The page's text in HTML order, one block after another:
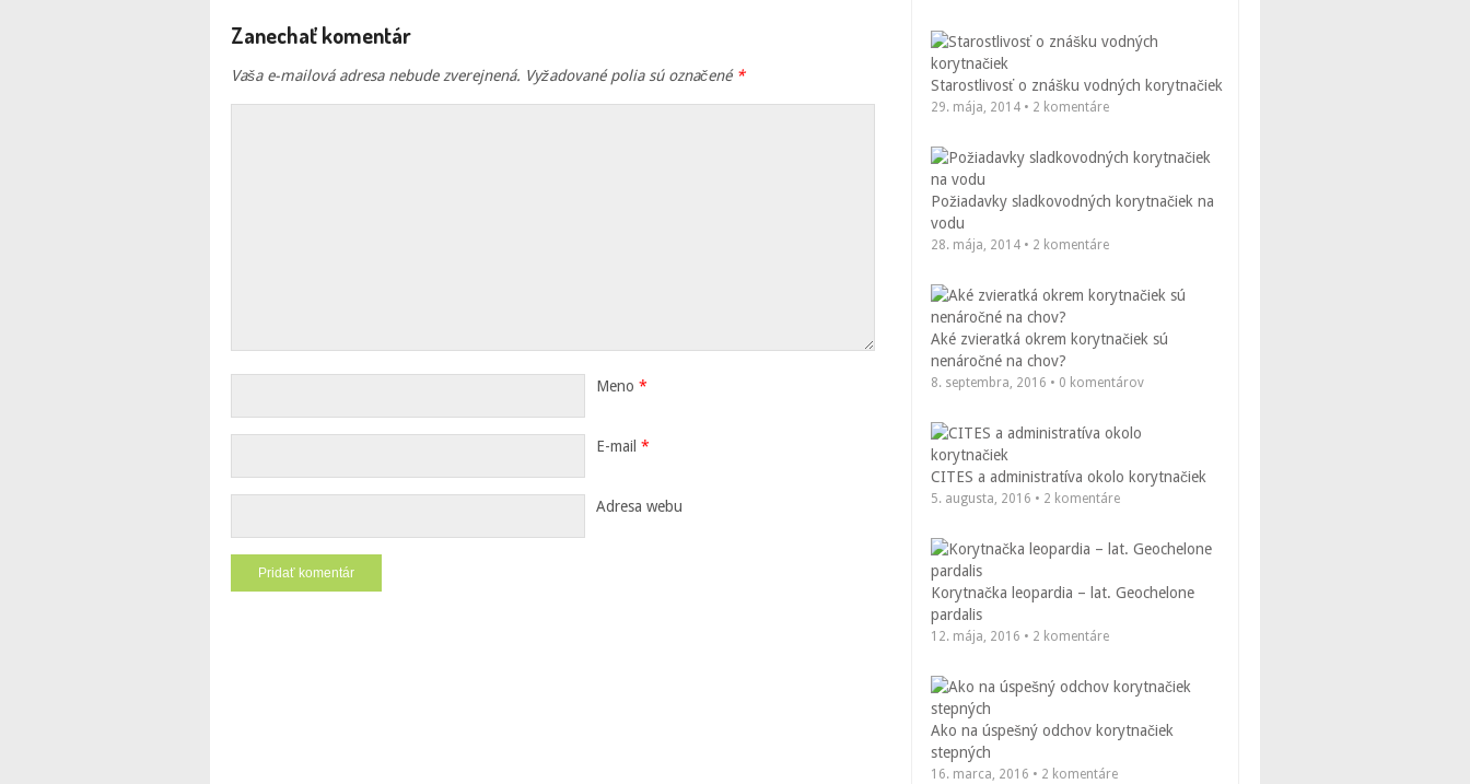
Zanechať komentár
Vaša e-mailová adresa nebude zverejnená. Vyžadované polia sú označené *
Meno*
E-mail*
Adresa webu
Starostlivosť o znášku vodných korytnačiek
29. mája, 2014 • 2 komentáre
Požiadavky sladkovodných korytnačiek na
vodu
28. mája, 2014 • 2 komentáre
Aké zvieratká okrem korytnačiek sú
nenáročné na chov?
8. septembra, 2016 • 0 komentárov
CITES a administratíva okolo korytnačiek
5. augusta, 2016 • 2 komentáre
Korytnačka leopardia – lat. Geochelone
pardalis
12. mája, 2016 • 2 komentáre
Ako na úspešný odchov korytnačiek
stepných
16. marca, 2016 • 2 komentáre